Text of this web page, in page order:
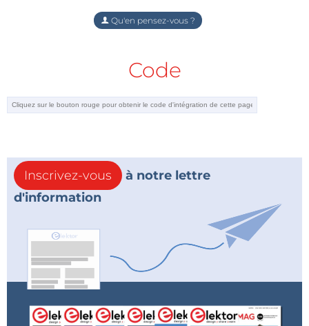
Qu'en pensez-vous ?
Code
Inscrivez-vous
à notre lettre
d'information